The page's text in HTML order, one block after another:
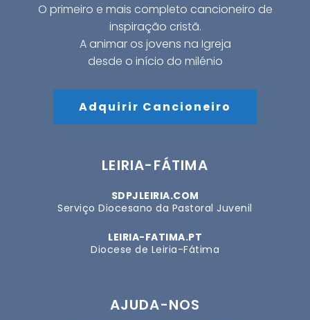
O primeiro e mais completo cancioneiro de
inspiração cristã.
A animar os jovens na Igreja
desde o início do milénio
Adquirir Cancioneiro
LEIRIA-FÁTIMA
SDPJLEIRIA.COM
Serviço Diocesano da Pastoral Juvenil
LEIRIA-FATIMA.PT
Diocese de Leiria-Fátima
AJUDA-NOS